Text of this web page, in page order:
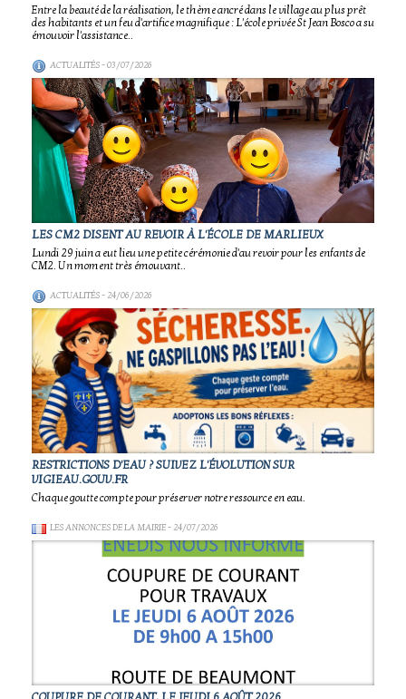
Entre la beauté de la réalisation, le thème ancré dans le village au plus prêt
des habitants et un feu d'artifice magnifique : L'école privée St Jean Bosco a su
émouvoir l'assistance..
ACTUALITÉS- 03/07/2026
LES CM2 DISENT AU REVOIR À L'ÉCOLE DE MARLIEUX
Lundi 29 juin a eut lieu une petite cérémonie d'au revoir pour les enfants de
CM2. Un moment très émouvant..
ACTUALITÉS- 24/06/2026
RESTRICTIONS D'EAU ? SUIVEZ L'ÉVOLUTION SUR
VIGIEAU.GOUV.FR
Chaque goutte compte pour préserver notre ressource en eau.
LES ANNONCES DE LA MAIRIE- 24/07/2026